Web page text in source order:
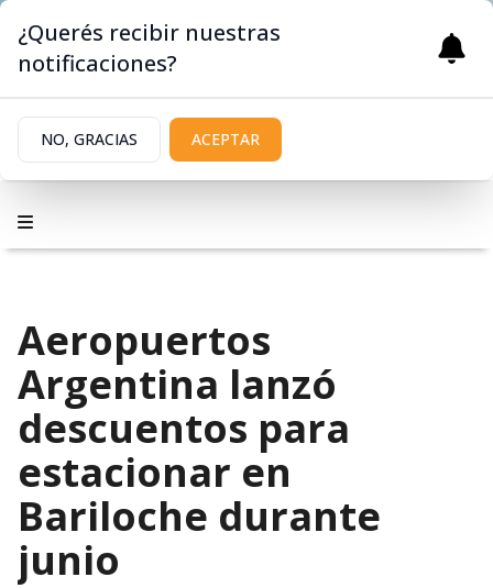
Aeropuertos
Argentina lanzó
descuentos para
estacionar en
Bariloche durante
junio
¿Querés recibir nuestras
notificaciones?
NO, GRACIAS ACEPTAR